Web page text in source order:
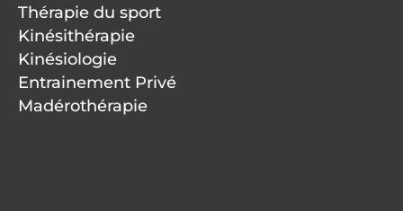
Thérapie du sport
Kinésithérapie
Kinésiologie
Entrainement Privé
Madérothérapie